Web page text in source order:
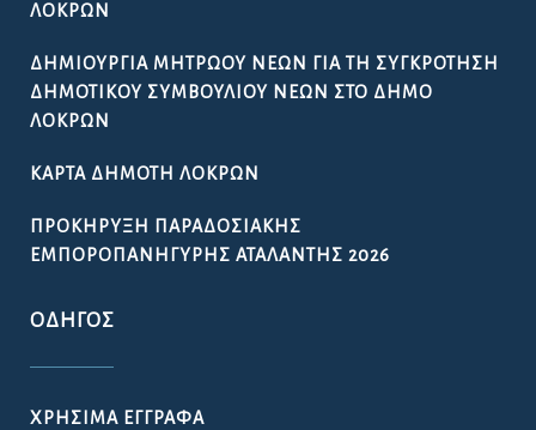
ΛΟΚΡΏΝ
ΔΗΜΙΟΥΡΓΊΑ ΜΗΤΡΏΟΥ ΝΈΩΝ ΓΙΑ ΤΗ ΣΥΓΚΡΌΤΗΣΗ
ΔΗΜΟΤΙΚΟΎ ΣΥΜΒΟΥΛΊΟΥ ΝΈΩΝ ΣΤΟ ΔΉΜΟ
ΛΟΚΡΏΝ
ΚΆΡΤΑ ΔΗΜΌΤΗ ΛΟΚΡΏΝ
ΠΡΟΚΉΡΥΞΗ ΠΑΡΑΔΟΣΙΑΚΉΣ
ΕΜΠΟΡΟΠΑΝΉΓΥΡΗΣ ΑΤΑΛΆΝΤΗΣ 2026
ΟΔΗΓΌΣ
ΧΡΉΣΙΜΑ ΈΓΓΡΑΦΑ